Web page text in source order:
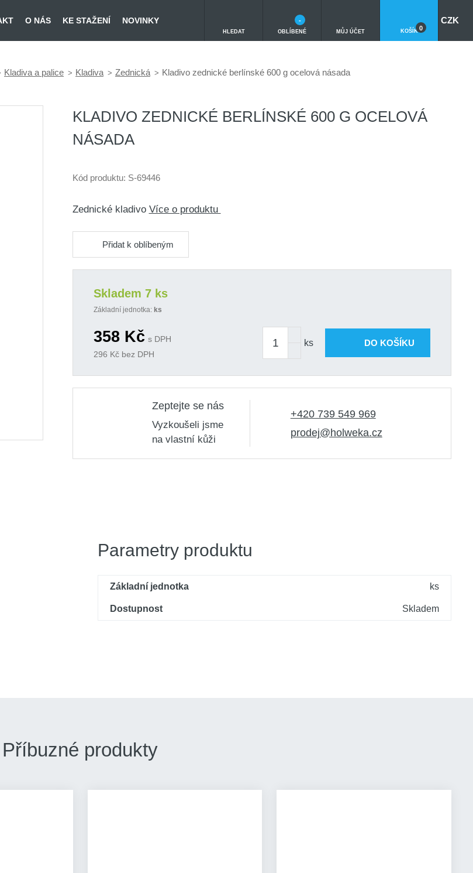
O NÁS KE STAŽENÍ NOVINKY
HLEDAT OBLÍBENÉ
-
MŮJ ÚČET KOŠÍK 0
CZK
Kladiva a palice Kladiva Zednická Kladivo zednické berlínské 600 g ocelová násada
KLADIVO ZEDNICKÉ BERLÍNSKÉ 600 G OCELOVÁ
NÁSADA
Kód produktu: S-69446
Zednické kladivo Více o produktu
Přidat k oblíbeným
Skladem 7 ks
Základní jednotka: ks
358Kč s DPH
296 Kč bez DPH
ks DO KOŠÍKU
Zeptejte se nás
Vyzkoušeli jsme
na vlastní kůži
+420 739 549 969
prodej@holweka.cz
Parametry produktu
Základní jednotka ks
Dostupnost Skladem
Příbuzné produkty